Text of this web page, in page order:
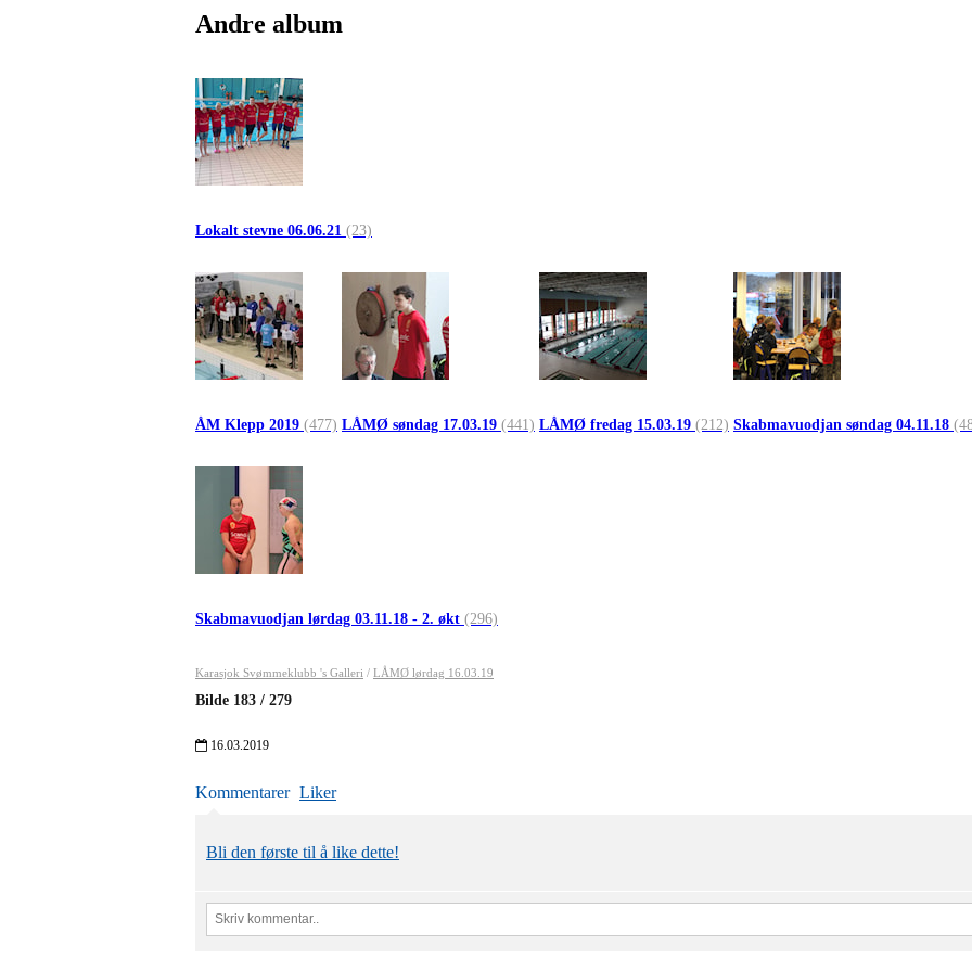
Andre album
Lokalt stevne 06.06.21 (23)
ÅM Klepp 2019 (477) LÅMØ søndag 17.03.19 (441) LÅMØ fredag 15.03.19 (212) Skabmavuodjan søndag 04.11.18
Skabmavuodjan lørdag 03.11.18 - 2. økt (296)
Karasjok Svømmeklubb 's Galleri / LÅMØ lørdag 16.03.19
Bilde 183 / 279
16.03.2019
Kommentarer Liker
Bli den første til å like dette!